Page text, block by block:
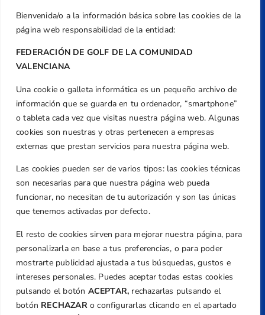
Bienvenida/o a la información básica sobre las cookies de la
página web responsabilidad de la entidad:
FEDERACIÓN DE GOLF DE LA COMUNIDAD
VALENCIANA
Una cookie o galleta informática es un pequeño archivo de
información que se guarda en tu ordenador, “smartphone”
o tableta cada vez que visitas nuestra página web. Algunas
cookies son nuestras y otras pertenecen a empresas
externas que prestan servicios para nuestra página web.
Las cookies pueden ser de varios tipos: las cookies técnicas
son necesarias para que nuestra página web pueda
funcionar, no necesitan de tu autorización y son las únicas
que tenemos activadas por defecto.
El resto de cookies sirven para mejorar nuestra página, para
personalizarla en base a tus preferencias, o para poder
mostrarte publicidad ajustada a tus búsquedas, gustos e
intereses personales. Puedes aceptar todas estas cookies
pulsando el botón ACEPTAR, rechazarlas pulsando el
botón RECHAZARo configurarlas clicando en el apartado
Dirección
Centre de L´Esport, Carrer d'Isaac Peral i
Caballero, Nº 5, Despachos 2 y 3, 46980,
Valencia
+34 961 367 799
Email
federacion@golfcv.com
Aviso Legal
Política de Privacidad
Transparencia
Normativa
Federación